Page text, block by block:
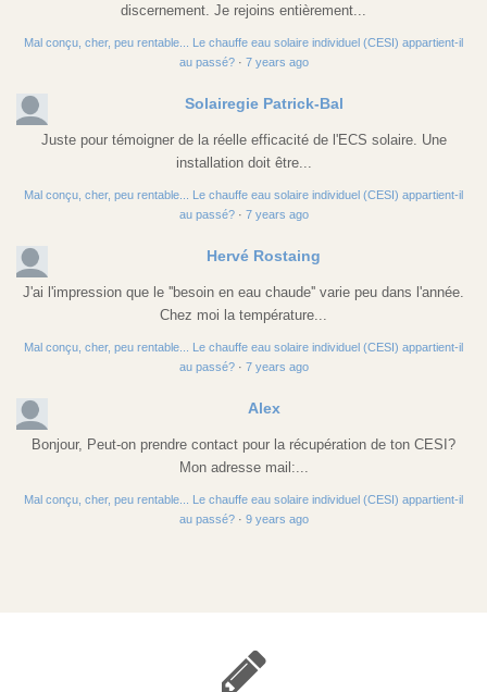
discernement. Je rejoins entièrement...
Mal conçu, cher, peu rentable... Le chauffe eau solaire individuel (CESI) appartient-il
au passé?· 7 years ago
Solairegie Patrick-Bal
Juste pour témoigner de la réelle efficacité de l'ECS solaire. Une
installation doit être...
Mal conçu, cher, peu rentable... Le chauffe eau solaire individuel (CESI) appartient-il
au passé?· 7 years ago
Hervé Rostaing
J'ai l'impression que le ''besoin en eau chaude'' varie peu dans l'année.
Chez moi la température...
Mal conçu, cher, peu rentable... Le chauffe eau solaire individuel (CESI) appartient-il
au passé?· 7 years ago
Alex
Bonjour, Peut-on prendre contact pour la récupération de ton CESI?
Mon adresse mail:...
Mal conçu, cher, peu rentable... Le chauffe eau solaire individuel (CESI) appartient-il
au passé?· 9 years ago